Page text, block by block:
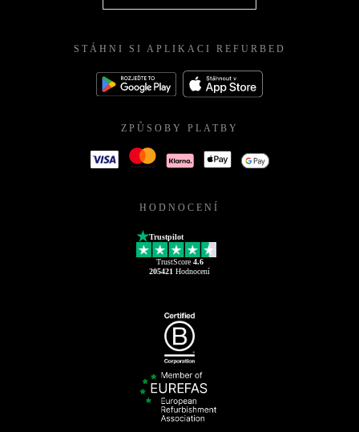
STÁHNI SI APLIKACI REFURBED
ZPŮSOBY PLATBY
HODNOCENÍ
Trustpilot
TrustScore 4.6
205421 Hodnocení